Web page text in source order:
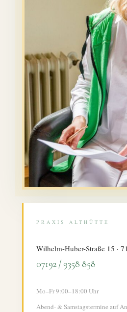
PRAXIS ALTHÜTTE
Wilhelm-Huber-Straße 15 ·
07192 / 9358 858
Mo–Fr 9:00–18:00 Uhr
Abend- & Samstagstermine auf